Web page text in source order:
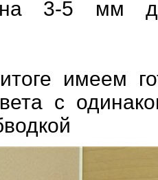
3-5 мм до
имеем
с